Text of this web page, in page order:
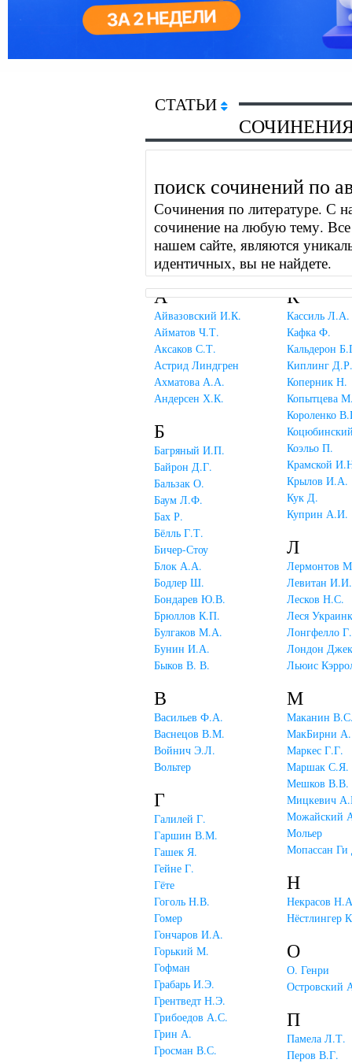
СТАТЬИ
поиск сочинений по
Сочинения по литературе. С
сочинение на любую тему.
нашем сайте, являются
идентичных, вы не найдете.
А
Айвазовский И.К.
Айматов Ч.Т.
Аксаков С.Т.
Астрид Линдгрен
Ахматова А.А.
Андерсен Х.К.
Б
Багряный И.П.
Байрон Д.Г.
Бальзак О.
Баум Л.Ф.
Бах Р.
Бёлль Г.Т.
Бичер-Стоу
Блок А.А.
Бодлер Ш.
Бондарев Ю.В.
Брюллов К.П.
Булгаков М.А.
Бунин И.А.
Быков В. В.
В
Васильев Ф.А.
Васнецов В.М.
Войнич Э.Л.
Вольтер
Г
Галилей Г.
Гаршин В.М.
Гашек Я.
Гейне Г.
Гёте
Гоголь Н.В.
Гомер
Гончаров И.А.
Горький М.
Гофман
Грабарь И.Э.
Грентведт Н.Э.
Грибоедов А.С.
Грин А.
Гросман В.С.
К
Кассиль Л.А.
Кафка Ф.
Кальдерон
Киплинг Д.Р.
Коперник Н.
Копытцева
Короленко
Коэльо П.
Крамской
Крылов И.А.
Кук Д.
Куприн А.И.
Л
Лермонтов
Левитан И.И.
Лесков Н.С.
Леся
Лонгфелло
Лондон Джек
Льюис
М
Маканин
МакБирни А.
Маркес Г.Г.
Маршак С.Я.
Мешков В.В.
Мицкевич
Можайский
Мольер
Мопассан Ги
Н
Некрасов
Нёстлингер
О
О. Генри
Островский
П
Памела Л.Т.
Перов В.Г.